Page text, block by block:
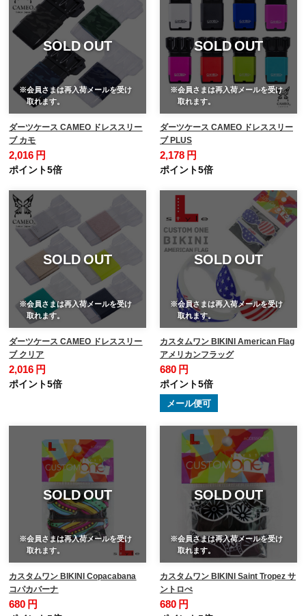
SOLD OUT
※会員さまは再入荷メールを受け
取れます。
ダーツケース CAMEO ドレススリー
ブ カモ
2,016 円
ポイント5倍
SOLD OUT
※会員さまは再入荷メールを受け
取れます。
ダーツケース CAMEO ドレススリー
ブ PLUS
2,178 円
ポイント5倍
SOLD OUT
※会員さまは再入荷メールを受け
取れます。
ダーツケース CAMEO ドレススリー
ブ クリア
2,016 円
ポイント5倍
SOLD OUT
※会員さまは再入荷メールを受け
取れます。
カスタムワン BIKINI American Flag
アメリカンフラッグ
680 円
ポイント5倍
メール便可
SOLD OUT
※会員さまは再入荷メールを受け
取れます。
カスタムワン BIKINI Copacabana
コパカバーナ
680 円
SOLD OUT
※会員さまは再入荷メールを受け
取れます。
カスタムワン BIKINI Saint Tropez サ
ントロぺ
680 円